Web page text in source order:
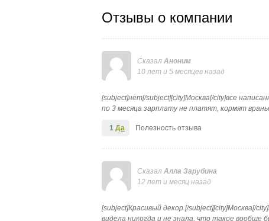
Отзывы о компании
Сказал Аноним
10 лет и 5 месяцев назад
[subject]нет[/subject][city]Москва[/city]все
по 3 месяца зарплату не платят, кормят
Полезность отзыва
1 Да
Сказал Алла Зарубина
12 лет и месяц назад
[subject]Красивый декор.[/subject][city]Москва[/
видела никогда и не знала, что такое вообще